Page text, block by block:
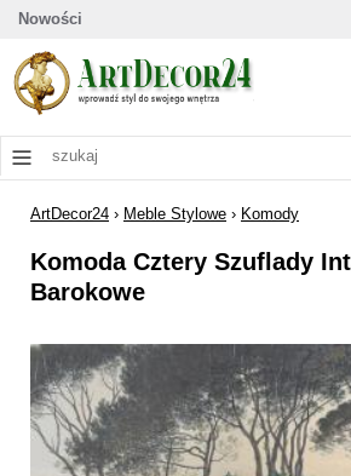
Nowości
ArtDecor24 › Meble Stylowe › Komody
Komoda Cztery Szuflady
Barokowe